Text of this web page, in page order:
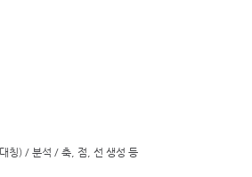
칭) / 분석 / 축, 점, 선 생성 등